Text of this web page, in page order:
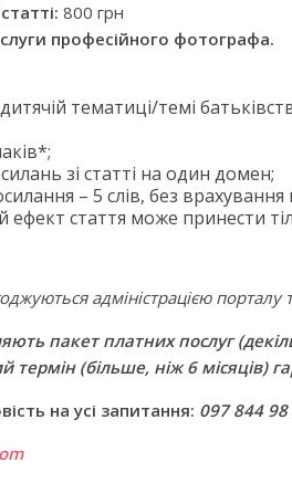
800 грн
професійного фотографа.
тематиці/темі
зі статті на один домен;
– 5 слів, без
стаття може принести
адміністрацією
пакет платних послуг
термін (більше, ніж 6 місяців)
на усі запитання: 097 844 98
з усього світу, щоб
відірвати дітей від